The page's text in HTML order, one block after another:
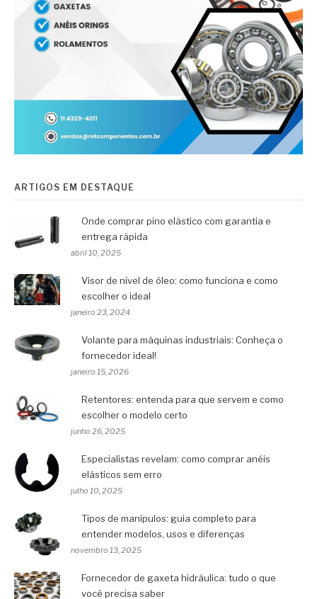
ARTIGOS EM DESTAQUE
Onde comprar pino elástico com garantia e
entrega rápida
abril 10, 2025
Visor de nível de óleo: como funciona e como
escolher o ideal
janeiro 23, 2024
Volante para máquinas industriais: Conheça o
fornecedor ideal!
janeiro 15, 2026
Retentores: entenda para que servem e como
escolher o modelo certo
junho 26, 2025
Especialistas revelam: como comprar anéis
elásticos sem erro
julho 10, 2025
Tipos de manípulos: guia completo para
entender modelos, usos e diferenças
novembro 13, 2025
Fornecedor de gaxeta hidráulica: tudo o que
você precisa saber